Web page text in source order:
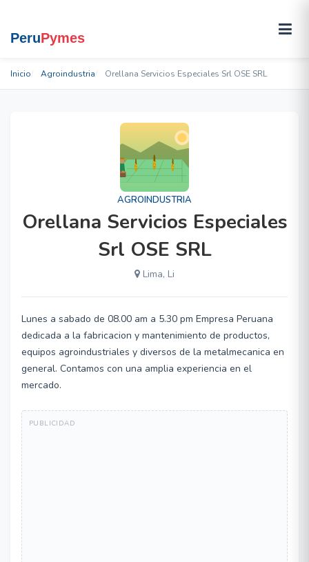
Inicio Agroindustria Orellana Servicios Especiales Srl OSE SRL
AGROINDUSTRIA
Orellana Servicios Especiales
Srl OSE SRL
Lima, Li
Lunes a sabado de 08.00 am a 5.30 pm Empresa Peruana
dedicada a la fabricacion y mantenimiento de productos,
equipos agroindustriales y diversos de la metalmecanica en
general. Contamos con una amplia experiencia en el
mercado.